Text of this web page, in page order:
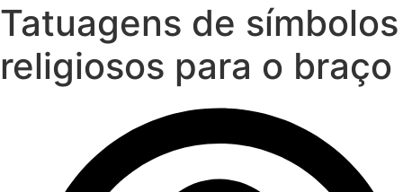
Tatuagens de símbolos
religiosos para o braço